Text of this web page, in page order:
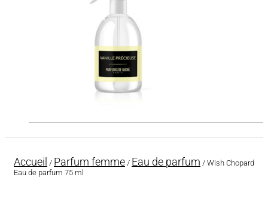
Accueil / Parfum femme / Eau de parfum / Wish Chopard
Eau de parfum 75 ml